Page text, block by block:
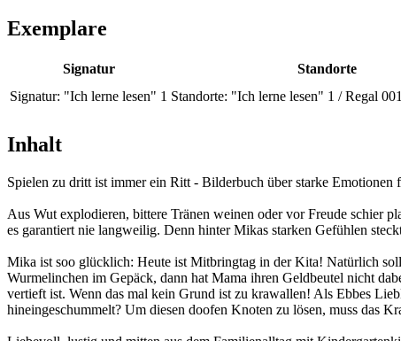
Exemplare
Signatur Standorte
Signatur: "Ich lerne lesen" 1 Standorte: "Ich lerne lesen" 1 / Regal
Inhalt
Spielen zu dritt ist immer ein Ritt - Bilderbuch über starke
Aus Wut explodieren, bittere Tränen weinen oder vor Freude schier
es garantiert nie langweilig. Denn hinter Mikas starken Gefühlen
Mika ist soo glücklich: Heute ist Mitbringtag in der Kita! Natürlich
Wurmelinchen im Gepäck, dann hat Mama ihren Geldbeutel nicht
vertieft ist. Wenn das mal kein Grund ist zu krawallen! Als Ebbes
hineingeschummelt? Um diesen doofen Knoten zu lösen, muss das